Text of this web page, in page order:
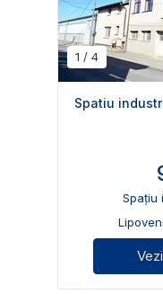
1 / 4
Spatiu
Spațiu